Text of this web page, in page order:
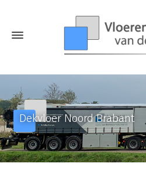
Dekvloer Noord Brabant